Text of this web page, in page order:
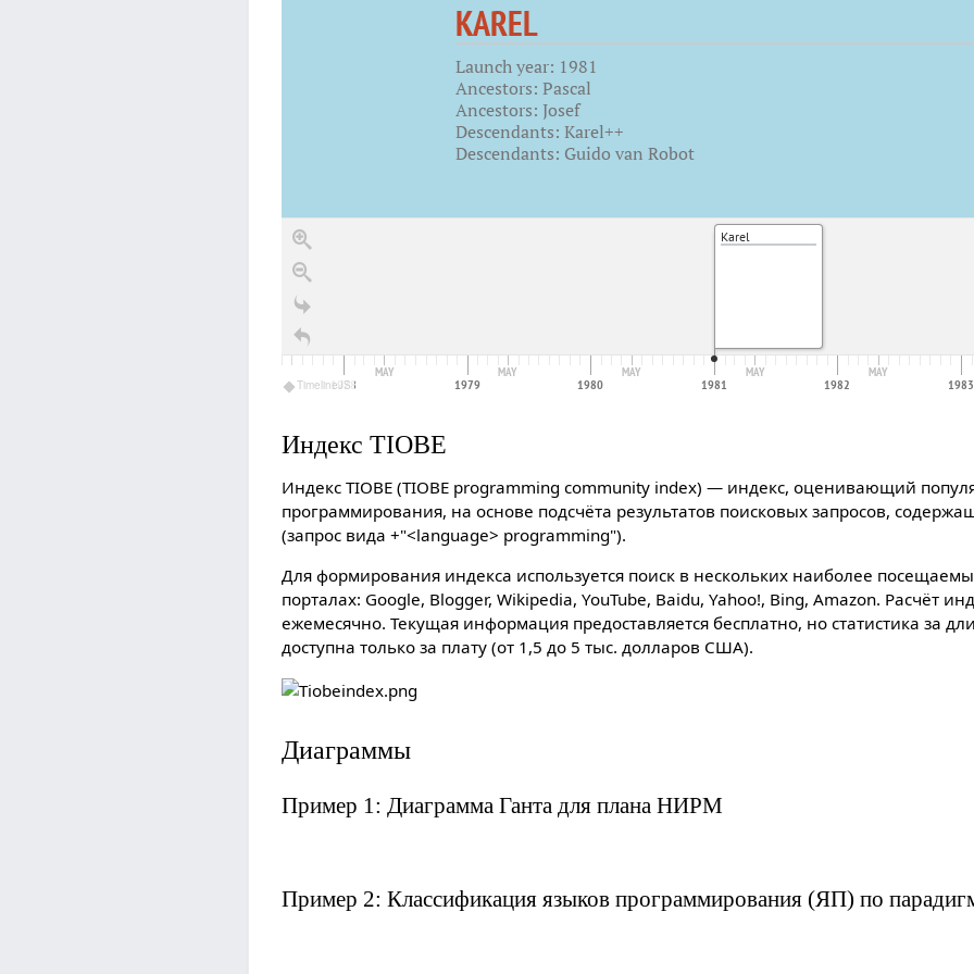
KAREL
Launch year: 1981
Ancestors: Pascal
Ancestors: Josef
Descendants: Karel++
Descendants: Guido van Robot
Karel
1978 1979 1980 1981 1982 1983
MAY MAY MAY MAY MAY
TimelineJS
Индекс TIOBE
Индекс TIOBE (TIOBE programming community index) — индекс, оценивающий
программирования, на основе подсчёта результатов поисковых запросов,
(запрос вида +"<language> programming").
Для формирования индекса используется поиск в нескольких наиболее
порталах: Google, Blogger, Wikipedia, YouTube, Baidu, Yahoo!, Bing, Amazon. Расчёт
ежемесячно. Текущая информация предоставляется бесплатно, но статистика за
доступна только за плату (от 1,5 до 5 тыс. долларов США).
Диаграммы
Пример 1: Диаграмма Ганта для плана НИРМ
Пример 2: Классификация языков программирования (ЯП) по